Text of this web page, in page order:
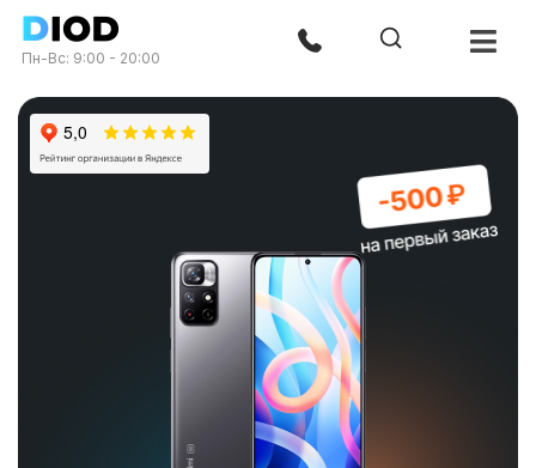
Пн-Вс: 9:00 - 20:00